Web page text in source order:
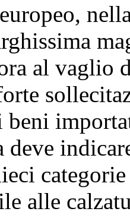
al vaglio
deve
alle